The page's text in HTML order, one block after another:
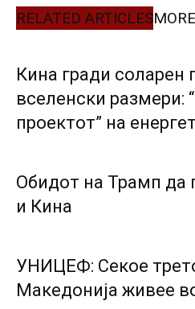
RELATED ARTICLES
Кина гради соларен
вселенски размери:
проектот” на
Обидот на Трамп да
и Кина
УНИЦЕФ: Секое
Македонија живее